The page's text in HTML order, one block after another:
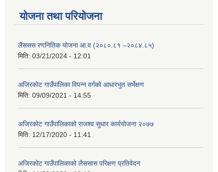
योजना तथा परियोजना
लैससस रणनितिक योजना आ.व (२०८०.८१ –२०८४.८५)
मिति: 03/21/2024 - 12:01
अजिरकाेट गाउँपालिका विपन्न वर्गकाे आधारभुत सर्भेक्षण
मिति: 09/09/2021 - 14:55
अजिरकोट गाउँपालिकाको राजश्व सुधार कार्ययोजना २०७७
मिति: 12/17/2020 - 11:41
अजिरकोट गाउँपालिकाको लैससास परिक्षण प्रतिवेदन